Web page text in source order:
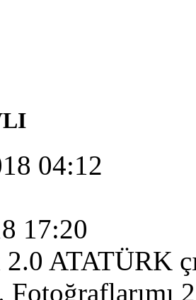
04:12
17:20
ATATÜRK
Fotoğraflarımı